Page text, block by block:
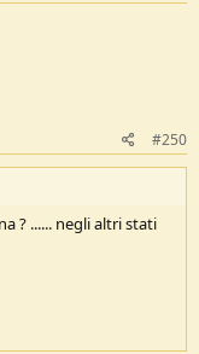
#250
? ...... negli altri stati